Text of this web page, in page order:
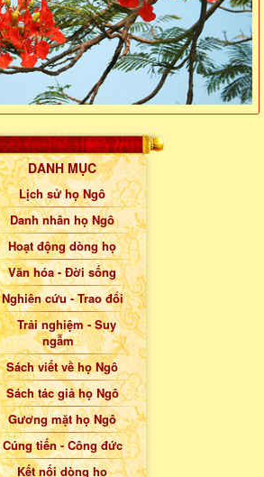
DANH MỤC
Lịch sử họ Ngô
Danh nhân họ Ngô
Hoạt động dòng họ
Văn hóa - Đời sống
Nghiên cứu - Trao đổi
Trải nghiệm - Suy
ngẫm
Sách viết về họ Ngô
Sách tác giả họ Ngô
Gương mặt họ Ngô
Cúng tiến - Công đức
Kết nối dòng họ